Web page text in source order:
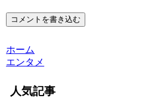
コメントを書き込む
ホーム
エンタメ
人気記事